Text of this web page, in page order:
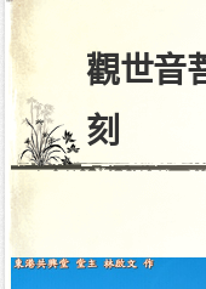
觀世音
刻